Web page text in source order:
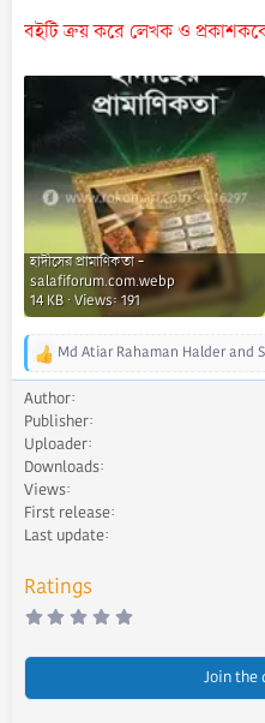
বইটি ক্রয় করে লেখক ও
হাদীসের প্রামাণিকতা -
salafiforum.com.webp
14 KB · Views: 191
R
e
a
c
t
i
o
n
s
Md Atiar Rahaman Halderand
Author
Publisher
Uploader
Downloads
Views
First release
Last update
Ratings
0
0
Join the